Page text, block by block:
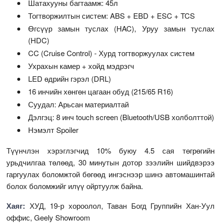
Шатахууны багтаамж: 45л
Тогтворжилтын систем: ABS + EBD + ESC + TCS
Өгсүүр замын туслах (HAC), Уруу замын туслах
(HDC)
CC (Cruise Control) - Хурд тогтворжуулах систем
Ухрахын камер + хойд мэдрэгч
LED өдрийн гэрэл (DRL)
16 инчийн хөнгөн цагаан обуд (215/65 R16)
Суудал: Арьсан материалтай
Дэлгэц: 8 инч touch screen (Bluetooth/USB холболттой)
Нэмэлт Spoiler
Түүнчлэн хэрэглэгчид 10% буюу 4.5 сая төгрөгийн
урьдчилгаа төлөөд, 30 минутын дотор зээлийн шийдвэрээ
гаргуулах боломжтой бөгөөд ингэснээр шинэ автомашинтай
болох боломжийг илүү ойртуулж байна.
Хаяг: ХУД, 19-р хороолол, Таван Богд Группийн Хан-Уул
оффис, Geely Showroom